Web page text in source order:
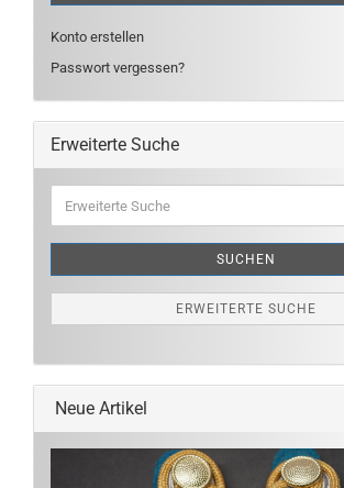
Konto erstellen
Passwort vergessen?
Erweiterte Suche
Suche
SUCHEN
ERWEITERTE SUCHE
Neue Artikel